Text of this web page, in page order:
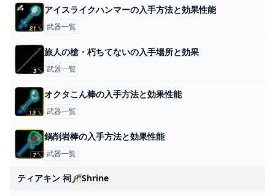
アイスライクハンマーの入手方法と効果性能
武器一覧
旅人の槍・朽ちてないの入手場所と効果
武器一覧
オクタこん棒の入手方法と効果性能
武器一覧
鍋削岩棒の入手方法と効果性能
武器一覧
ティアキン 祠🎢shrine